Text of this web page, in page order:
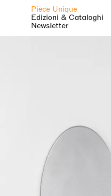
Pièce Unique
Edizioni & Cataloghi
Newsletter